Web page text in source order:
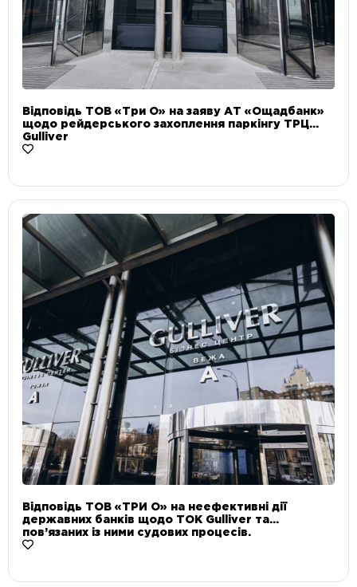
Відповідь ТОВ «Три О» на заяву АТ «Ощадбанк»
щодо рейдерського захоплення паркінгу ТРЦ
Gulliver
Відповідь ТОВ «ТРИ О» на неефективні дії
державних банків щодо ТОК Gulliver та
пов’язаних із ними судових процесів.